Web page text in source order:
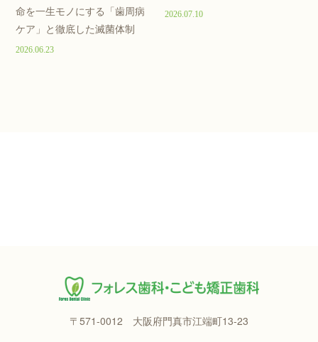
命を一生モノにする「歯周病
ケア」と徹底した滅菌体制
2026.06.23
2026.07.10
〒571-0012 大阪府門真市江端町13-23